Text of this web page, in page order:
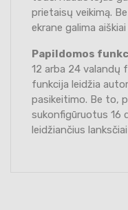
prietaisų veikimą.
ekrane galima
Papildomos
12 arba 24 valandų
funkcija leidžia
pasikeitimo. Be to,
sukonfigūruotus 16
leidžiančius